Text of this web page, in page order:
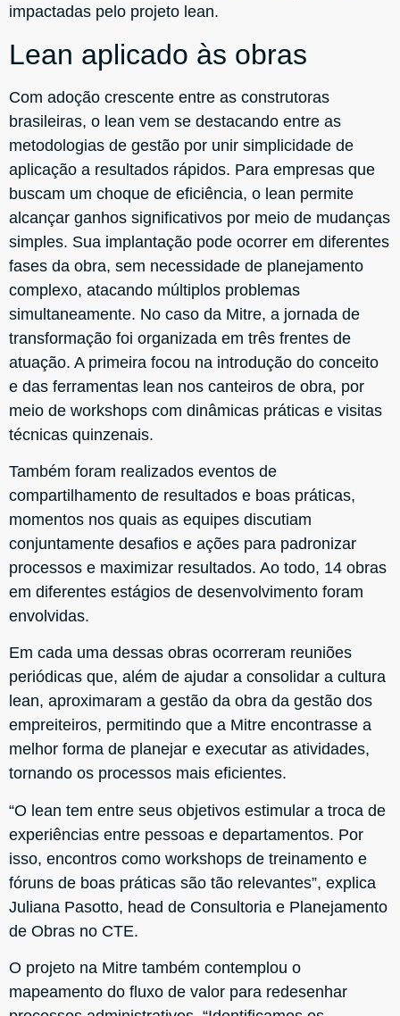
impactadas pelo projeto lean.
Lean aplicado às obras
Com adoção crescente entre as construtoras
brasileiras, o lean vem se destacando entre as
metodologias de gestão por unir simplicidade de
aplicação a resultados rápidos. Para empresas que
buscam um choque de eficiência, o lean permite
alcançar ganhos significativos por meio de mudanças
simples. Sua implantação pode ocorrer em diferentes
fases da obra, sem necessidade de planejamento
complexo, atacando múltiplos problemas
simultaneamente. No caso da Mitre, a jornada de
transformação foi organizada em três frentes de
atuação. A primeira focou na introdução do conceito
e das ferramentas lean nos canteiros de obra, por
meio de workshops com dinâmicas práticas e visitas
técnicas quinzenais.
Também foram realizados eventos de
compartilhamento de resultados e boas práticas,
momentos nos quais as equipes discutiam
conjuntamente desafios e ações para padronizar
processos e maximizar resultados. Ao todo, 14 obras
em diferentes estágios de desenvolvimento foram
envolvidas.
Em cada uma dessas obras ocorreram reuniões
periódicas que, além de ajudar a consolidar a cultura
lean, aproximaram a gestão da obra da gestão dos
empreiteiros, permitindo que a Mitre encontrasse a
melhor forma de planejar e executar as atividades,
tornando os processos mais eficientes.
“O lean tem entre seus objetivos estimular a troca de
experiências entre pessoas e departamentos. Por
isso, encontros como workshops de treinamento e
fóruns de boas práticas são tão relevantes”, explica
Juliana Pasotto, head de Consultoria e Planejamento
de Obras no CTE.
O projeto na Mitre também contemplou o
mapeamento do fluxo de valor para redesenhar